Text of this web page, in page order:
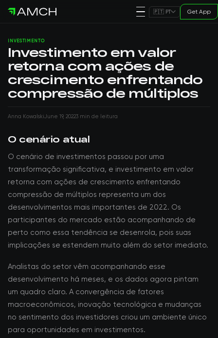
🇵🇹 PT Get App
INVESTIMENTO
Investimento em valor
retorna com ações de
crescimento enfrentando
compressão de múltiplos
Anna KowalskiJune 19, 20223 min de leitura
O cenário atual
O cenário de investimentos passou por uma
transformação significativa, e investimento em valor
retorna com ações de crescimento enfrentando
compressão de múltiplos representa um dos
desenvolvimentos mais importantes de 2022. Os
participantes do mercado estão acompanhando de
perto como essa tendência se desenrola, pois suas
implicações se estendem muito além do setor imediato.
Analistas do setor vêm acompanhando esse
desenvolvimento há meses, e os dados agora pintam
um quadro claro. A convergência de fatores
macroeconômicos, inovação tecnológica e mudanças
no sentimento dos investidores criou um ambiente único
para oportunidades em investimentos.